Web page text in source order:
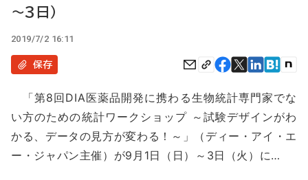
に
移
～3日）
2019/7/2 16:11
保存
「第8回DIA医薬品開発に携わる生物統計専門家でな
い方のための統計ワークショップ ～試験デザインがわ
かる、データの見方が変わる！～」（ディー・アイ・エ
ー・ジャパン主催）が9月1日（日）～3日（火）に…